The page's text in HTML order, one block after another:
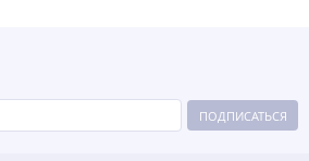
ПОДПИСАТЬСЯ